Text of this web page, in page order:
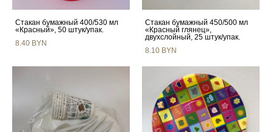
Стакан бумажный 400/530 мл
«Красный», 50 штук/упак.
8.40 BYN
Стакан бумажный 450/500 мл
«Красный глянец»,
двухслойный, 25 штук/упак.
8.10 BYN